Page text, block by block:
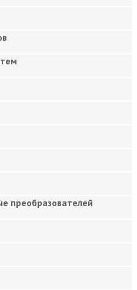
преобразователей